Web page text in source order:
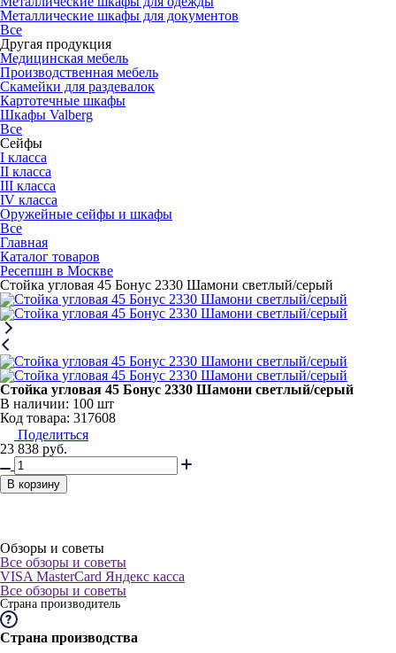
Металлические шкафы для документов
Все
Другая продукция
Медицинская мебель
Производственная мебель
Скамейки для раздевалок
Картотечные шкафы
Шкафы Valberg
Все
Сейфы
I класса
II класса
III класса
IV класса
Оружейные сейфы и шкафы
Все
Главная
Каталог товаров
Ресепшн в Москве
Cтойка угловая 45 Бонус 2330 Шамони светлый/серый
Cтойка угловая 45 Бонус 2330 Шамони светлый/серый
В наличии: 100 шт
Код товара: 317608
Поделиться
23 838 руб.
В корзину
Обзоры и советы
Все обзоры и советы
VISA MasterCard Яндекс касса
Все обзоры и советы
Страна производитель
Страна производства